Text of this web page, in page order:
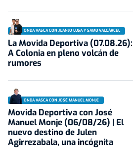
ONDA VASCA CON JUANJO LUSA Y SAMU VALCÁRCEL
La Movida Deportiva (07.08.26):
A Colonia en pleno volcán de
rumores
ONDA VASCA CON JOSÉ MANUEL MONJE
Movida Deportiva con José
Manuel Monje (06/08/26) | El
nuevo destino de Julen
Agirrezabala, una incógnita